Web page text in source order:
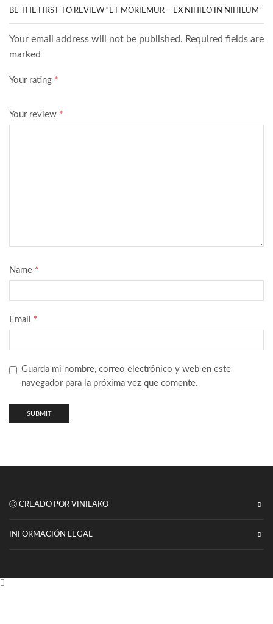
BE THE FIRST TO REVIEW “ET MORIEMUR – EX NIHILO IN NIHILUM”
Your email address will not be published. Required fields are
marked
Your rating *
Your review *
Name *
Email *
Guarda mi nombre, correo electrónico y web en este
navegador para la próxima vez que comente.
Ⓒ CREADO POR VINILAKO
INFORMACIÓN LEGAL